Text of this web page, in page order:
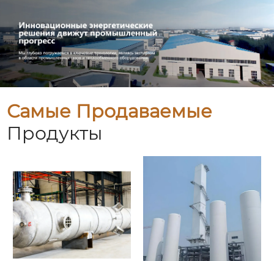
Самые Продаваемые
Продукты